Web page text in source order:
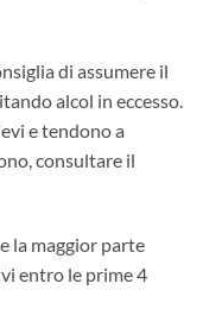
di assumere il
alcol in eccesso.
e tendono a
consultare il
la maggior parte
entro le prime 4